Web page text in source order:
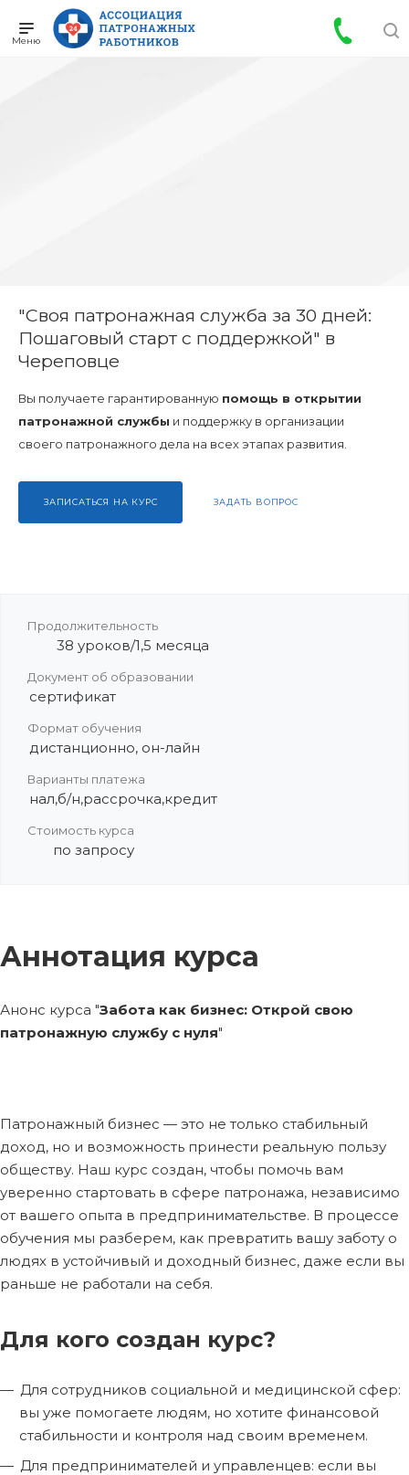
"Своя патронажная служба за 30 дней:
Пошаговый старт с поддержкой" в
Череповце
Вы получаете гарантированную помощь в открытии
патронажной службы и поддержку в организации
своего патронажного дела на всех этапах развития.
ЗАПИСАТЬСЯ НА КУРС ЗАДАТЬ ВОПРОС
Продолжительность
38 уроков/1,5 месяца
Документ об образовании
сертификат
Формат обучения
дистанционно, он-лайн
Варианты платежа
нал,б/н,рассрочка,кредит
Стоимость курса
по запросу
Аннотация курса
Анонс курса "Забота как бизнес: Открой свою
патронажную службу c нуля"
Патронажный бизнес — это не только стабильный
доход, но и возможность принести реальную пользу
обществу. Наш курс создан, чтобы помочь вам
уверенно стартовать в сфере патронажа, независимо
от вашего опыта в предпринимательстве. В процессе
обучения мы разберем, как превратить вашу заботу о
людях в устойчивый и доходный бизнес, даже если вы
раньше не работали на себя.
Для кого создан курс?
Для сотрудников социальной и медицинской сфер:
вы уже помогаете людям, но хотите финансовой
стабильности и контроля над своим временем.
Для предпринимателей и управленцев: если вы